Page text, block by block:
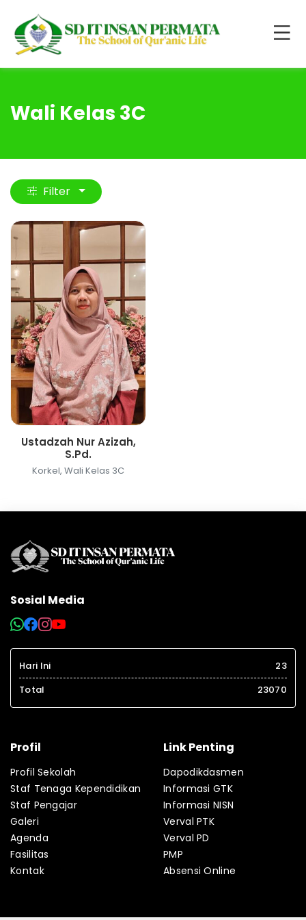
Wali Kelas 3C
Filter
Ustadzah Nur Azizah,
S.Pd.
Korkel, Wali Kelas 3C
Sosial Media
Hari Ini
23
Total
23070
Profil
Profil Sekolah
Staf Tenaga Kependidikan
Staf Pengajar
Galeri
Agenda
Fasilitas
Kontak
Link Penting
Dapodikdasmen
Informasi GTK
Informasi NISN
Verval PTK
Verval PD
PMP
Absensi Online